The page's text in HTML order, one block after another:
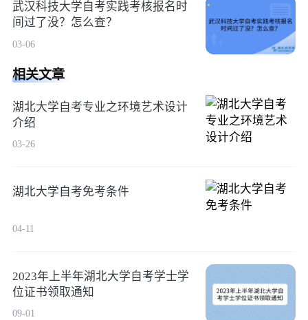
武汉科技大学自考实践考核报名时
间过了没？怎么查？
03-06
相关文章
湖北大学自考专业之环境艺术设计
介绍
03-26
湖北大学自考免考条件
04-11
2023年上半年湖北大学自考学士学
位证书领取通知
09-01